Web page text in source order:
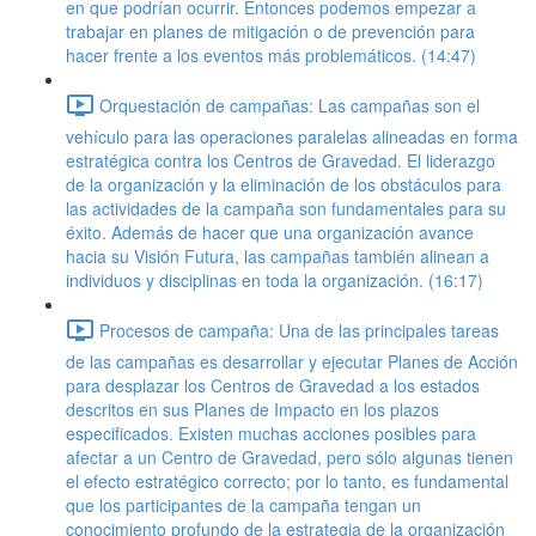
en que podrían ocurrir. Entonces podemos empezar a
trabajar en planes de mitigación o de prevención para
hacer frente a los eventos más problemáticos. (14:47)
Orquestación de campañas: Las campañas son el
vehículo para las operaciones paralelas alineadas en forma
estratégica contra los Centros de Gravedad. El liderazgo
de la organización y la eliminación de los obstáculos para
las actividades de la campaña son fundamentales para su
éxito. Además de hacer que una organización avance
hacia su Visión Futura, las campañas también alinean a
individuos y disciplinas en toda la organización. (16:17)
Procesos de campaña: Una de las principales tareas
de las campañas es desarrollar y ejecutar Planes de Acción
para desplazar los Centros de Gravedad a los estados
descritos en sus Planes de Impacto en los plazos
especificados. Existen muchas acciones posibles para
afectar a un Centro de Gravedad, pero sólo algunas tienen
el efecto estratégico correcto; por lo tanto, es fundamental
que los participantes de la campaña tengan un
conocimiento profundo de la estrategia de la organización